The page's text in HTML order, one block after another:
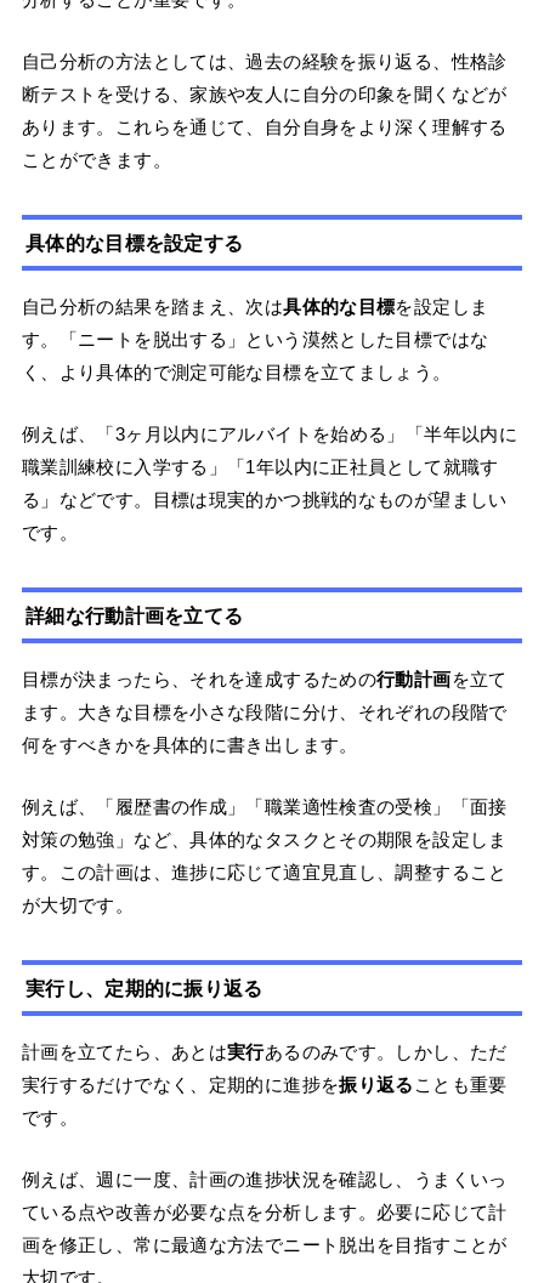
自己分析の方法としては、過去の経験を振り返る、性格診
断テストを受ける、家族や友人に自分の印象を聞くなどが
あります。これらを通じて、自分自身をより深く理解する
ことができます。
具体的な目標を設定する
自己分析の結果を踏まえ、次は具体的な目標を設定しま
す。「ニートを脱出する」という漠然とした目標ではな
く、より具体的で測定可能な目標を立てましょう。
例えば、「3ヶ月以内にアルバイトを始める」「半年以内に
職業訓練校に入学する」「1年以内に正社員として就職す
る」などです。目標は現実的かつ挑戦的なものが望ましい
です。
詳細な行動計画を立てる
目標が決まったら、それを達成するための行動計画を立て
ます。大きな目標を小さな段階に分け、それぞれの段階で
何をすべきかを具体的に書き出します。
例えば、「履歴書の作成」「職業適性検査の受検」「面接
対策の勉強」など、具体的なタスクとその期限を設定しま
す。この計画は、進捗に応じて適宜見直し、調整すること
が大切です。
実行し、定期的に振り返る
計画を立てたら、あとは実行あるのみです。しかし、ただ
実行するだけでなく、定期的に進捗を振り返る ことも重要
です。
例えば、週に一度、計画の進捗状況を確認し、うまくいっ
ている点や改善が必要な点を分析します。必要に応じて計
画を修正し、常に最適な方法でニート脱出を目指すことが
大切です。